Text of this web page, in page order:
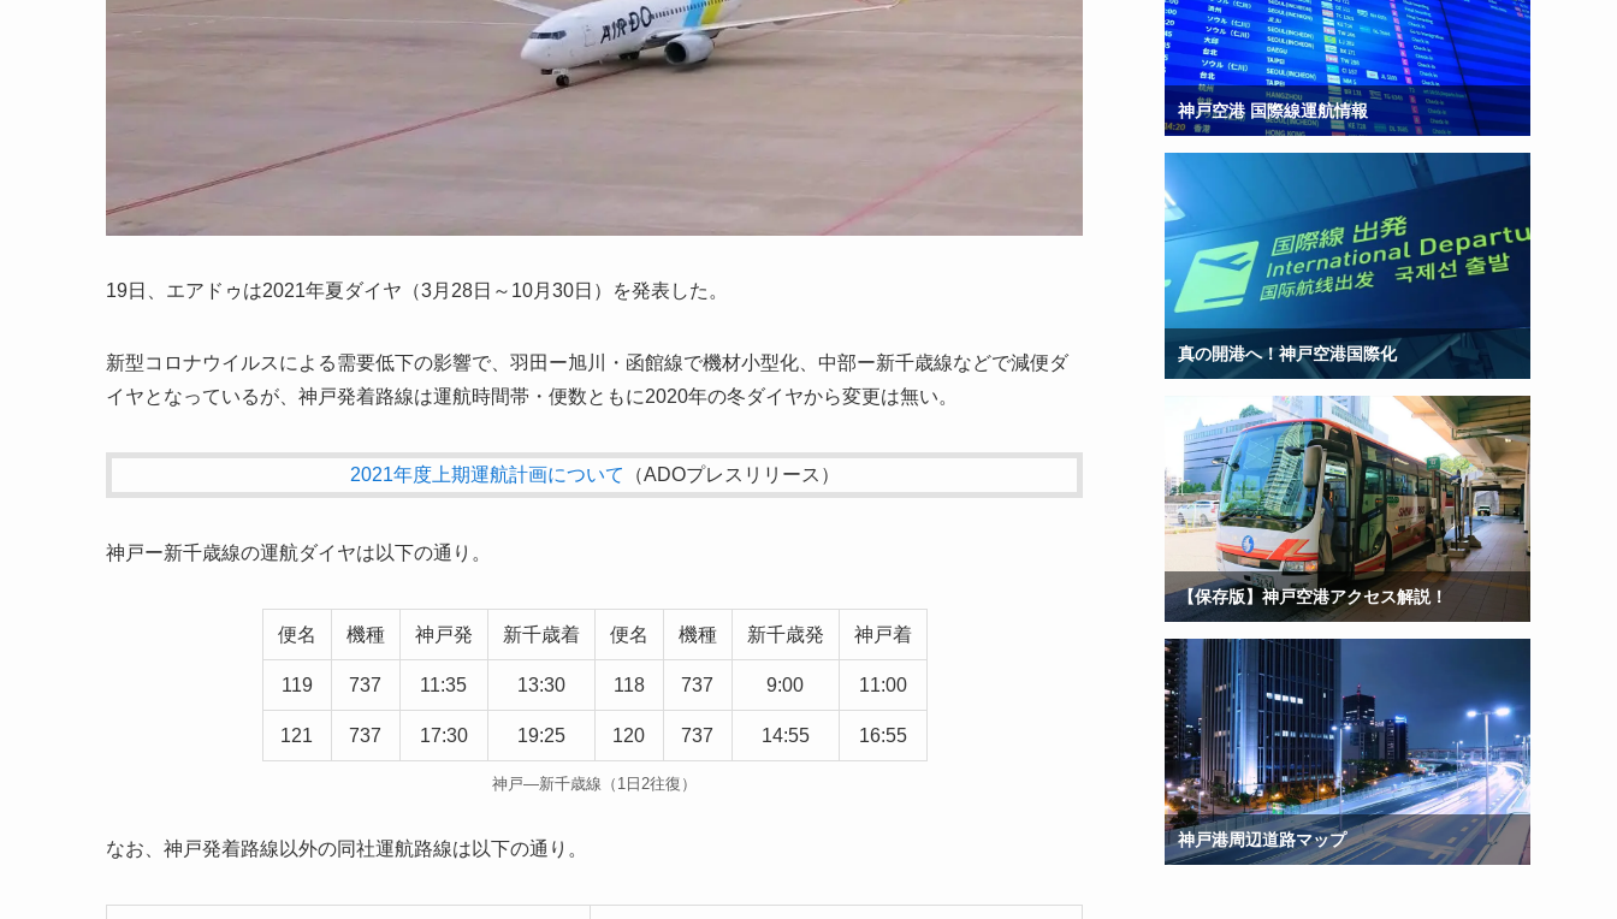
19日、エアドゥは2021年夏ダイヤ（3月28日～10月30日）を発表した。
新型コロナウイルスによる需要低下の影響で、羽田ー旭川・函館線で機材小型化、中部ー新千歳線などで減便ダ
イヤとなっているが、神戸発着路線は運航時間帯・便数ともに2020年の冬ダイヤから変更は無い。
2021年度上期運航計画について （ADOプレスリリース）
神戸ー新千歳線の運航ダイヤは以下の通り。
便名 機種 神戸発 新千歳着 便名 機種 新千歳発 神戸着
119 737 11:35 13:30 118 737 9:00 11:00
121 737 17:30 19:25 120 737 14:55 16:55
神戸―新千歳線（1日2往復）
なお、神戸発着路線以外の同社運航路線は以下の通り。
神戸空港 国際線運航情報
真の開港へ！神戸空港国際化
【保存版】神戸空港アクセス解説！
神戸港周辺道路マップ